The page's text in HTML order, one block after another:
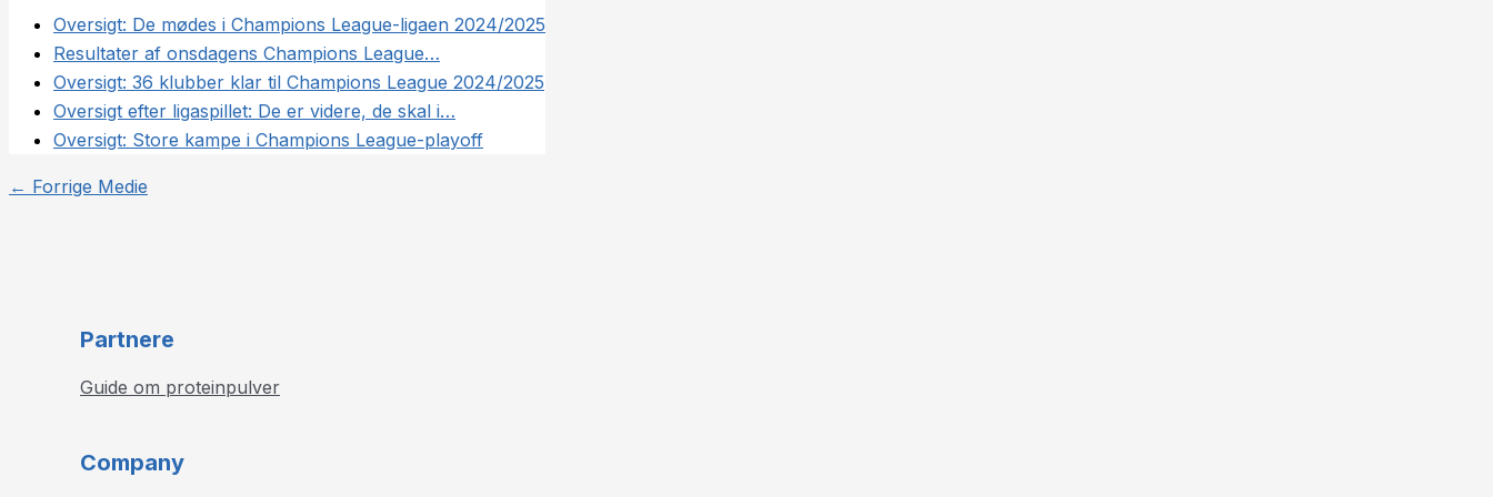
Oversigt: De mødes i Champions League-ligaen 2024/2025
Resultater af onsdagens Champions League…
Oversigt: 36 klubber klar til Champions League 2024/2025
Oversigt efter ligaspillet: De er videre, de skal i…
Oversigt: Store kampe i Champions League-playoff
← Forrige Medie
Partnere
Guide om proteinpulver
Company